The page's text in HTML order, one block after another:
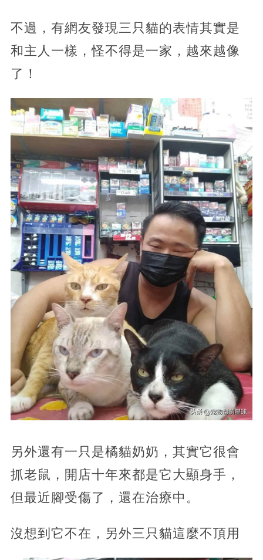
不過，有網友發現三只貓的表情其實是
和主人一樣，怪不得是一家，越來越像
了！
另外還有一只是橘貓奶奶，其實它很會
抓老鼠，開店十年來都是它大顯身手，
但最近腳受傷了，還在治療中。
沒想到它不在，另外三只貓這麼不頂用